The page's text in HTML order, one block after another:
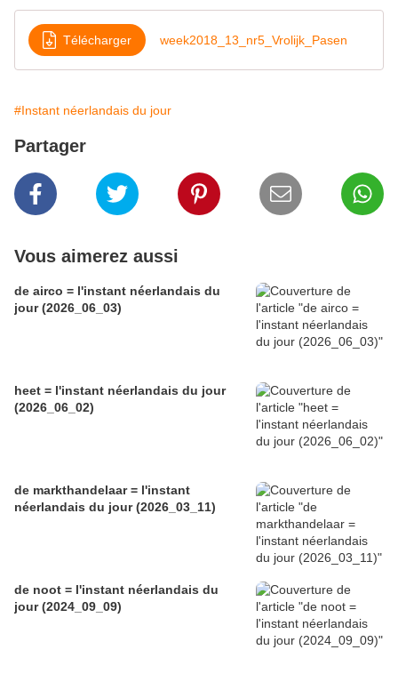
Télécharger week2018_13_nr5_Vrolijk_Pasen
#Instant néerlandais du jour
Partager
Vous aimerez aussi
de airco = l'instant néerlandais du
jour (2026_06_03)
heet = l'instant néerlandais du jour
(2026_06_02)
de markthandelaar = l'instant
néerlandais du jour (2026_03_11)
de noot = l'instant néerlandais du
jour (2024_09_09)